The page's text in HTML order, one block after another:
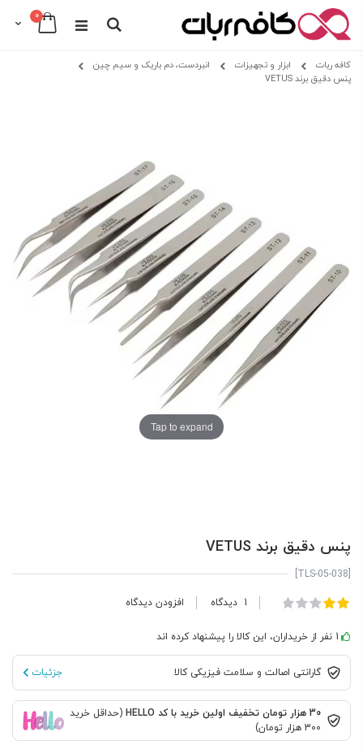
Cart0
Search
to
Content
کافه ربات ابزار و تجهیزات
انبردست، دم باریک و سیم چین
پنس دقیق برند VETUS
Tap to expand
پنس دقیق برند VETUS
امتیاز:
1 دیدگاه افزودن دیدگاه
1 نفر از خریداران، این کالا را پیشنهاد کرده اند
گارانتی اصالت و سلامت فیزیکی کالا جزئیات
30 هزار تومان تخفیف اولین خرید با کد HELLO
(حداقل خرید
300 هزار تومان)